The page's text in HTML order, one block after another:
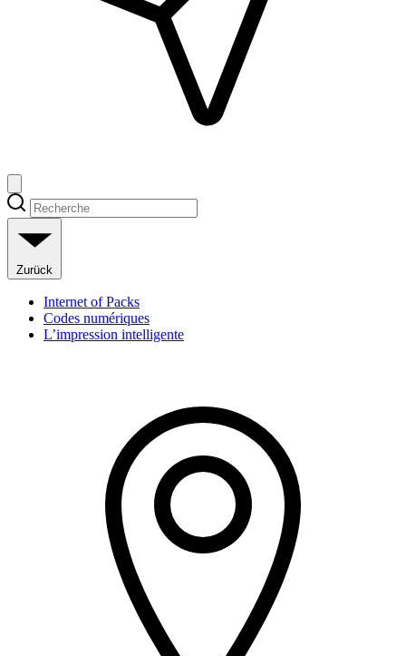
Zurück
Internet of Packs
Codes numériques
L’impression intelligente